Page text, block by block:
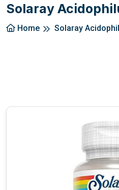
Solaray
Home Solaray